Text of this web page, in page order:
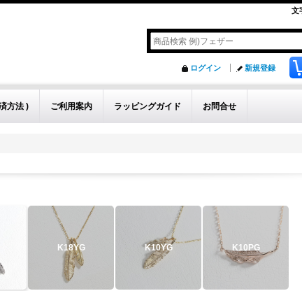
文
ログイン 新規登録
方法 ) ご利用案内 ラッピングガイド お問合せ
K18YG K10YG K10PG